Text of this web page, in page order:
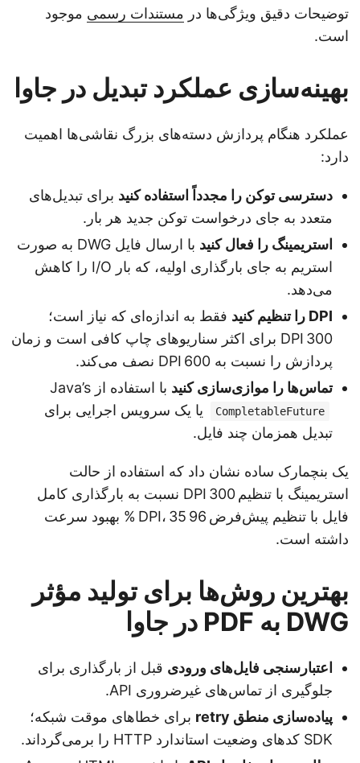
توضیحات دقیق ویژگی‌ها در مستندات رسمیموجود
است.
بهینه‌سازی عملکرد تبدیل در جاوا
عملکرد هنگام پردازش دسته‌های بزرگ نقاشی‌ها اهمیت
دارد:
دسترسی توکن را مجدداً استفاده کنیدبرای تبدیل‌های
متعدد به جای درخواست توکن جدید هر بار.
استریمینگ را فعال کنید
با ارسال فایل DWG به صورت
استریم به جای بارگذاری اولیه، که بار I/O را کاهش
می‌دهد.
DPI را تنظیم کنید
فقط به اندازه‌ای که نیاز است؛
300 DPI برای اکثر سناریوهای چاپ کافی است و زمان
پردازش را نسبت به 600 DPI نصف می‌کند.
تماس‌ها را موازی‌سازی کنیدبا استفاده از Java’s
CompletableFuture
یا یک سرویس اجرایی برای
تبدیل همزمان چند فایل.
یک بنچمارک ساده نشان داد که استفاده از حالت
استریمینگ با تنظیم 300 DPI نسبت به بارگذاری کامل
فایل با تنظیم پیش‌فرض 96 DPI، 35 % بهبود سرعت
داشته است.
بهترین روش‌ها برای تولید مؤثر
DWG به PDF در جاوا
اعتبارسنجی فایل‌های ورودیقبل از بارگذاری برای
جلوگیری از تماس‌های غیرضروری API.
پیاده‌سازی منطق retry
برای خطاهای موقت شبکه؛
SDK کدهای وضعیت استاندارد HTTP را برمی‌گرداند.